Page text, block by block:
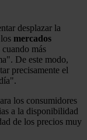
desplazar la
mercados
más
De este modo,
precisamente el
los consumidores
a la disponibilidad
de los precios muy